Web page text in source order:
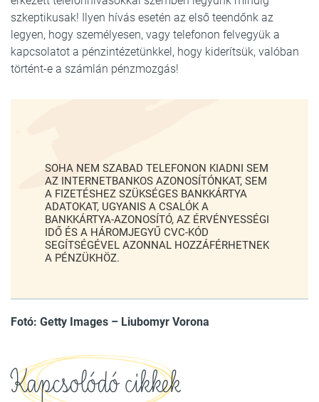
szkeptikusak! Ilyen hívás esetén az első teendőnk az
legyen, hogy személyesen, vagy telefonon felvegyük a
kapcsolatot a pénzintézetünkkel, hogy kiderítsük, valóban
történt-e a számlán pénzmozgás!
SOHA NEM SZABAD TELEFONON KIADNI SEM
AZ INTERNETBANKOS AZONOSÍTÓNKAT, SEM
A FIZETÉSHEZ SZÜKSÉGES BANKKÁRTYA
ADATOKAT, UGYANIS A CSALÓK A
BANKKÁRTYA-AZONOSÍTÓ, AZ ÉRVÉNYESSÉGI
IDŐ ÉS A HÁROMJEGYŰ CVC-KÓD
SEGÍTSÉGÉVEL AZONNAL HOZZÁFÉRHETNEK
A PÉNZÜKHÖZ.
Fotó: Getty Images – Liubomyr Vorona
Kapcsolódó cikkek